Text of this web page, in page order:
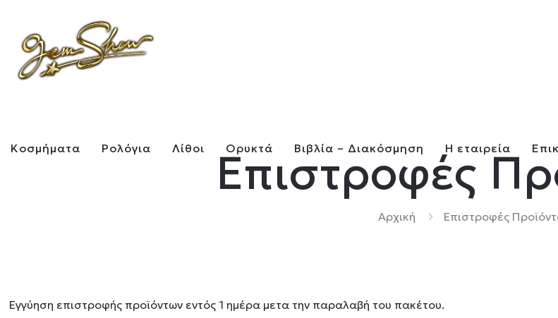
Κοσμήματα Ρολόγια Λίθοι Ορυκτά Βιβλία – Διακόσμηση Η εταιρεία
Επιστροφές
Αρχική Επιστροφές
Εγγύηση επιστροφής προϊόντων εντός 1 ημέρα μετα την παραλαβή του πακέτου.